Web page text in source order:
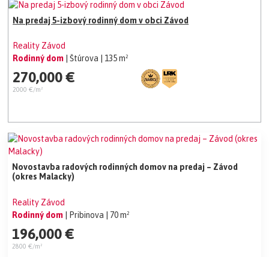
Na predaj 5-izbový rodinný dom v obci Závod
Reality Závod
Rodinný dom
| Štúrova | 135 m²
270,000 €
2000 €/m²
Novostavba radových rodinných domov na predaj – Závod
(okres Malacky)
Reality Závod
Rodinný dom | Pribinova | 70 m²
196,000 €
2800 €/m²